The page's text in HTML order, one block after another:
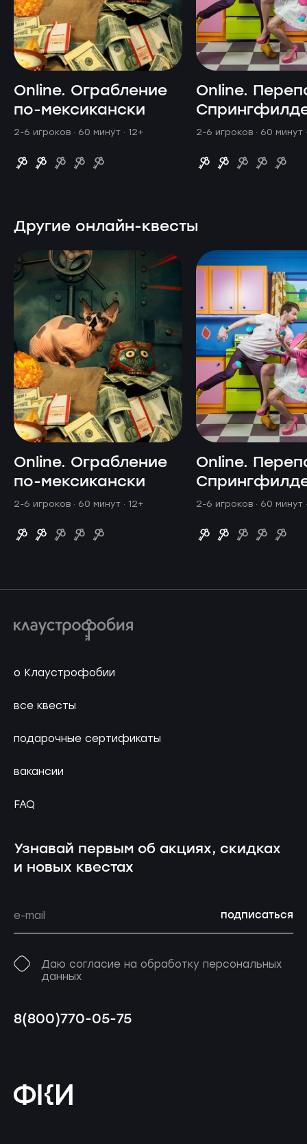
Online. Ограбление
по-мексикански
2-6 игроков · 60 минут · 12+
Online.
2-6 игроков · 60 минут
Другие онлайн-квесты
Online. Ограбление
по-мексикански
2-6 игроков · 60 минут · 12+
Online.
2-6 игроков · 60 минут
о Клаустрофобии
все квесты
подарочные сертификаты
вакансии
FAQ
Узнавай первым об акциях, скидках
и новых квестах
подписаться
Даю согласие на обработку персональных
данных
8(800)770-05-75